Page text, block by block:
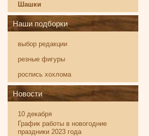
Шашки
Наши подборки
выбор редакции
резные фигуры
роспись хохлома
Новости
10 декабря
График работы в новогодние
праздники 2023 года